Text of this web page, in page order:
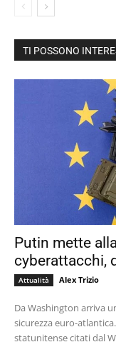
TI POSSONO
Putin mette
cyberattacchi,
Attualità Alex Trizio
Da Washington arriva
sicurezza euro-
statunitense citati dal